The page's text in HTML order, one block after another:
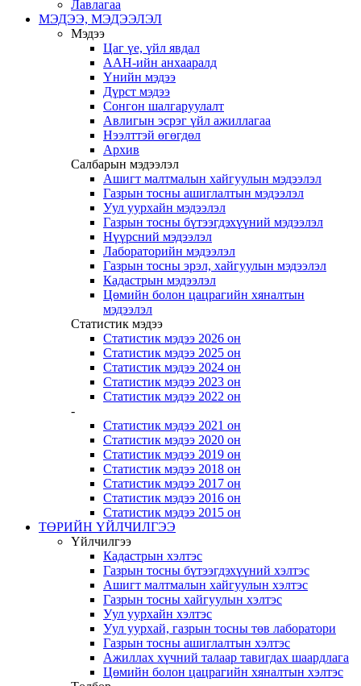
Лавлагаа
МЭДЭЭ, МЭДЭЭЛЭЛ
Мэдээ
Цаг үе, үйл явдал
ААН-ийн анхааралд
Үнийн мэдээ
Дүрст мэдээ
Сонгон шалгаруулалт
Авлигын эсрэг үйл ажиллагаа
Нээлттэй өгөгдөл
Архив
Салбарын мэдээлэл
Ашигт малтмалын хайгуулын мэдээлэл
Газрын тосны ашиглалтын мэдээлэл
Уул уурхайн мэдээлэл
Газрын тосны бүтээгдэхүүний мэдээлэл
Нүүрсний мэдээлэл
Лабораторийн мэдээлэл
Газрын тосны эрэл, хайгуулын мэдээлэл
Кадастрын мэдээлэл
Цөмийн болон цацрагийн хяналтын
мэдээлэл
Статистик мэдээ
Статистик мэдээ 2026 он
Статистик мэдээ 2025 он
Статистик мэдээ 2024 он
Статистик мэдээ 2023 он
Статистик мэдээ 2022 он
-
Статистик мэдээ 2021 он
Статистик мэдээ 2020 он
Статистик мэдээ 2019 он
Статистик мэдээ 2018 он
Статистик мэдээ 2017 он
Статистик мэдээ 2016 он
Статистик мэдээ 2015 он
ТӨРИЙН ҮЙЛЧИЛГЭЭ
Үйлчилгээ
Кадастрын хэлтэс
Газрын тосны бүтээгдэхүүний хэлтэс
Ашигт малтмалын хайгуулын хэлтэс
Газрын тосны хайгуулын хэлтэс
Уул уурхайн хэлтэс
Уул уурхай, газрын тосны төв лаборатори
Газрын тосны ашиглалтын хэлтэс
Ажиллах хүчний талаар тавигдах шаардлага
Цөмийн болон цацрагийн хяналтын хэлтэс